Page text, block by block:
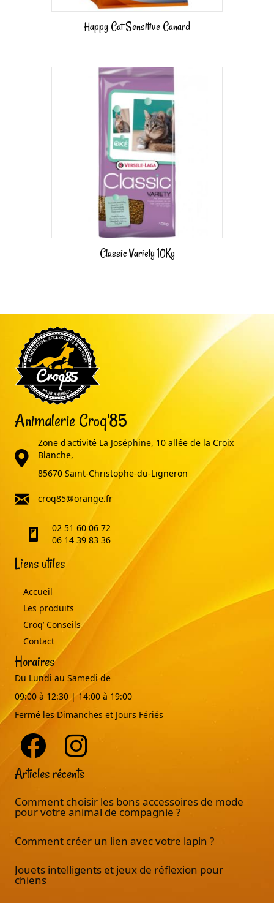
Happy Cat Sensitive Canard
Classic Variety 10Kg
Animalerie Croq'85
adresse
Zone d'activité La Joséphine, 10 allée de la Croix
Blanche,
85670 Saint-Christophe-du-Ligneron
email
croq85@orange.fr
telephone02 51 60 06 72
06 14 39 83 36
Liens utiles
Accueil
Les produits
Croq’ Conseils
Contact
Horaires
Du Lundi au Samedi de
09:00 à 12:30 | 14:00 à 19:00
Fermé les Dimanches et Jours Fériés
Articles récents
Comment choisir les bons accessoires de mode
pour votre animal de compagnie ?
Comment créer un lien avec votre lapin ?
Jouets intelligents et jeux de réflexion pour
chiens